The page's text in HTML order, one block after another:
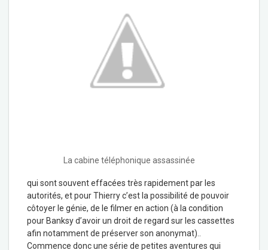
La cabine téléphonique assassinée
qui sont souvent effacées très rapidement par les
autorités, et pour Thierry c’est la possibilité de pouvoir
côtoyer le génie, de le filmer en action (à la condition
pour Banksy d’avoir un droit de regard sur les cassettes
afin notamment de préserver son anonymat)..
Commence donc une série de petites aventures qui